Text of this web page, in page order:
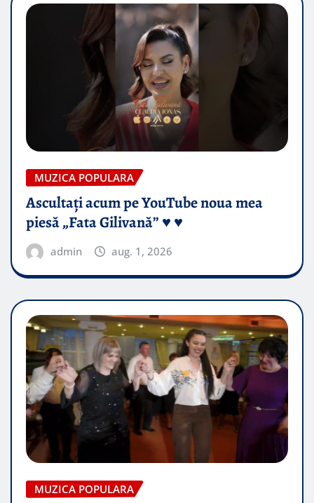
MUZICA POPULARA
Ascultați acum pe YouTube noua mea
piesă „Fata Gilivană” ♥️ ♥️
admin aug. 1, 2026
MUZICA POPULARA